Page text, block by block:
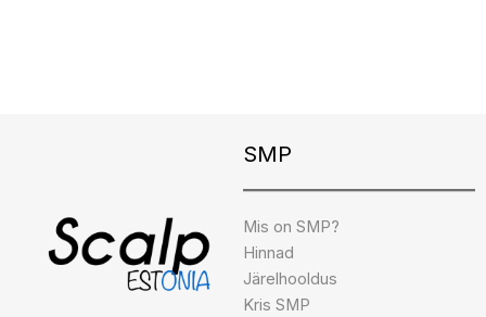
SMP
Mis on SMP?
Hinnad
Järelhooldus
Kris SMP
Instagram
Facebook